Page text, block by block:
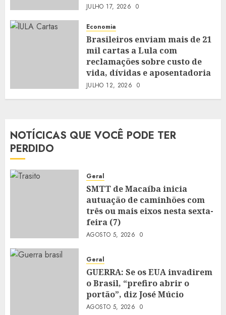
JULHO 17, 2026 0
Economia
Brasileiros enviam mais de 21
mil cartas a Lula com
reclamações sobre custo de
vida, dívidas e aposentadoria
JULHO 12, 2026 0
NOTÍCICAS QUE VOCÊ PODE TER
PERDIDO
Geral
SMTT de Macaíba inicia
autuação de caminhões com
três ou mais eixos nesta sexta-
feira (7)
AGOSTO 5, 2026 0
Geral
GUERRA: Se os EUA invadirem
o Brasil, “prefiro abrir o
portão”, diz José Múcio
AGOSTO 5, 2026 0